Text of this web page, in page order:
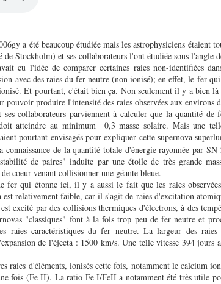
a été beaucoup étudiée mais les astrophysiciens étaient
Stockholm) et ses collaborateurs l'ont étudiée sous l'angle
eu l'idée de comparer certaines raies non-identifiées
avec des raies du fer neutre (non ionisé); en effet, le fer qui
Et pourtant, c'était bien ça. Non seulement il y a bien
pouvoir produire l'intensité des raies observées aux environs
collaborateurs parviennent à calculer que la quantité de
atteindre au minimum 0,3 masse solaire. Mais une
pourtant envisagés pour expliquer cette supernova
connaissance de la quantité totale d'énergie rayonnée par
de paires" induite par une étoile de très grande
coeur venant collisionner une géante bleue.
qui étonne ici, il y a aussi le fait que les raies
est relativement faible, car il s'agit de raies d'excitation
excité par des collisions thermiques d'électrons, à des
"classiques" font à la fois trop peu de fer neutre et
raies caractéristiques du fer neutre. La largeur des
de l'éjecta : 1500 km/s. Une telle vitesse 394 jours
raies d'éléments, ionisés cette fois, notamment le calcium
fois (Fe II). La ratio Fe I/FeII a notamment été très utile